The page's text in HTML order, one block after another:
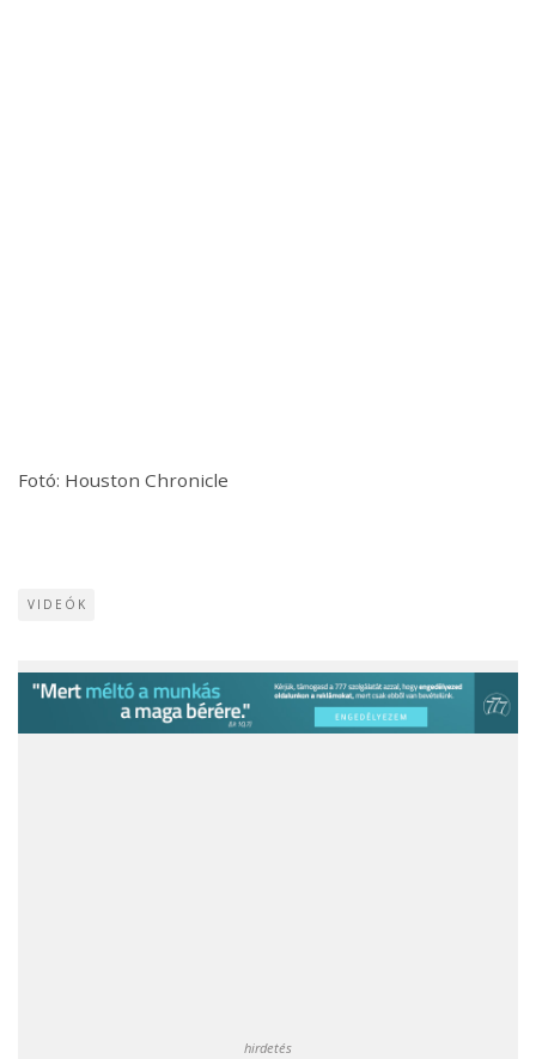
Fotó: Houston Chronicle
VIDEÓK
hirdetés